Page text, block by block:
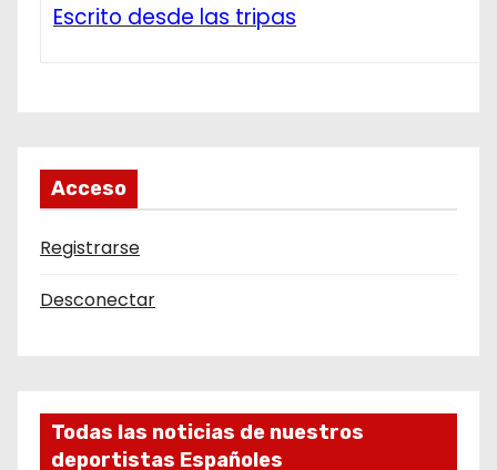
Escrito desde las tripas
Acceso
Registrarse
Desconectar
Todas las noticias de nuestros
deportistas Españoles